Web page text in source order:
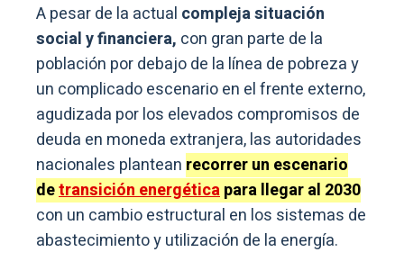
A pesar de la actual compleja situación
social y financiera, con gran parte de la
población por debajo de la línea de pobreza y
un complicado escenario en el frente externo,
agudizada por los elevados compromisos de
deuda en moneda extranjera, las autoridades
nacionales plantean recorrer un escenario
detransición energéticapara llegar al 2030
con un cambio estructural en los sistemas de
abastecimiento y utilización de la energía.